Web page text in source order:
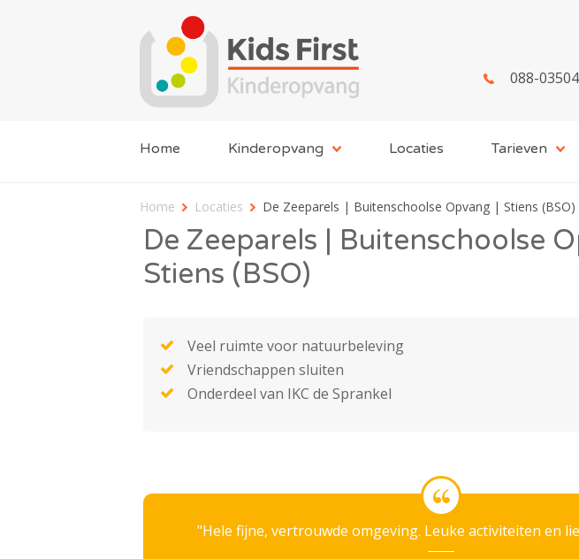
088-
Home Kinderopvang Locaties Tarieven
Home Locaties De Zeeparels | Buitenschoolse Opvang | Stiens (BSO)
De Zeeparels | Buitenschoolse
Stiens (BSO)
Veel ruimte voor natuurbeleving
Vriendschappen sluiten
Onderdeel van IKC de Sprankel
Hele fijne, vertrouwde omgeving. Leuke activiteiten en